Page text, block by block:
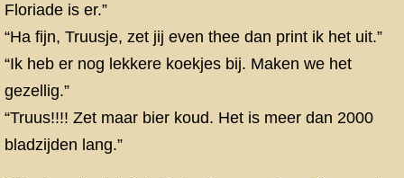
Floriade is er.”
“Ha fijn, Truusje, zet jij even thee dan print ik het uit.”
“Ik heb er nog lekkere koekjes bij. Maken we het
gezellig.”
“Truus!!!! Zet maar bier koud. Het is meer dan 2000
bladzijden lang.”